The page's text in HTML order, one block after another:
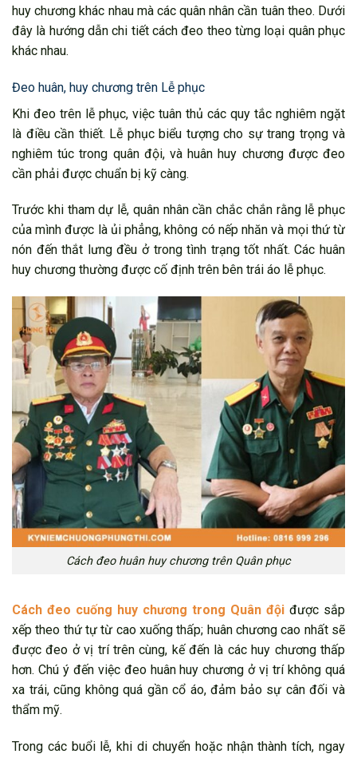
huy chương khác nhau mà các quân nhân cần tuân theo. Dưới
đây là hướng dẫn chi tiết cách đeo theo từng loại quân phục
khác nhau.
Đeo huân, huy chương trên Lễ phục
Khi đeo trên lễ phục, việc tuân thủ các quy tắc nghiêm ngặt
là điều cần thiết. Lễ phục biểu tượng cho sự trang trọng và
nghiêm túc trong quân đội, và huân huy chương được đeo
cần phải được chuẩn bị kỹ càng.
Trước khi tham dự lễ, quân nhân cần chắc chắn rằng lễ phục
của mình được là ủi phẳng, không có nếp nhăn và mọi thứ từ
nón đến thắt lưng đều ở trong tình trạng tốt nhất. Các huân
huy chương thường được cố định trên bên trái áo lễ phục.
Cách đeo huân huy chương trên Quân phục
Cách đeo cuống huy chương trong Quân đội được sắp
xếp theo thứ tự từ cao xuống thấp; huân chương cao nhất sẽ
được đeo ở vị trí trên cùng, kế đến là các huy chương thấp
hơn. Chú ý đến việc đeo huân huy chương ở vị trí không quá
xa trái, cũng không quá gần cổ áo, đảm bảo sự cân đối và
thẩm mỹ.
Trong các buổi lễ, khi di chuyển hoặc nhận thành tích, ngay